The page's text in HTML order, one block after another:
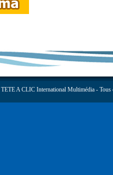
TETE A CLIC International Multimédia - Tous